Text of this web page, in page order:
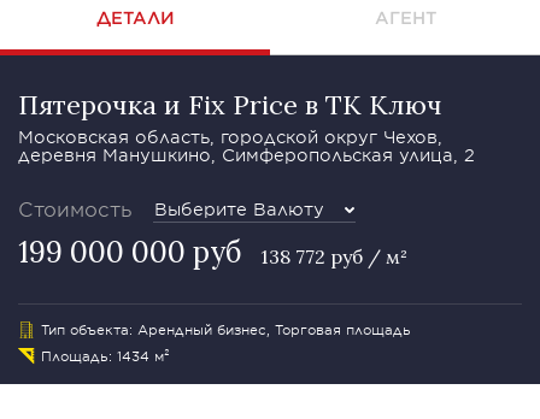
ДЕТАЛИ АГЕНТ
Пятерочка и Fix Price в ТК Ключ
Московская область, городской округ Чехов,
деревня Манушкино, Симферопольская улица, 2
Стоимость Выберите Валюту
199 000 000 руб 138 772 руб / м²
Тип объекта: Арендный бизнес, Торговая площадь
Площадь: 1434 м²